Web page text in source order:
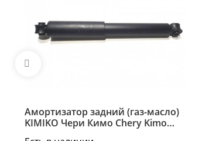
Амортизатор задний (газ-масло)
KIMIKO Чери Кимо Chery Kimo